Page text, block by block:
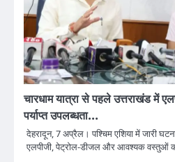
चारधाम यात्रा से पहले उत्तराखंड में
पर्याप्त उपलब्धता…
देहरादून, 7 अप्रैल। पश्चिम एशिया में जारी
एलपीजी, पेट्रोल-डीजल और आवश्यक वस्तुओं